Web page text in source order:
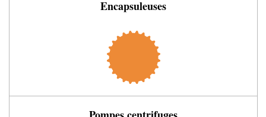
Encapsuleuses